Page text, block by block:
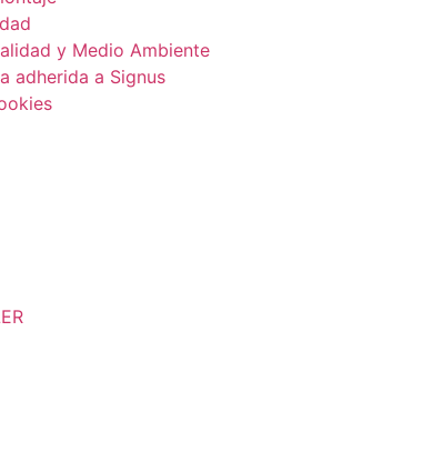
y Medio Ambiente
adherida a Signus